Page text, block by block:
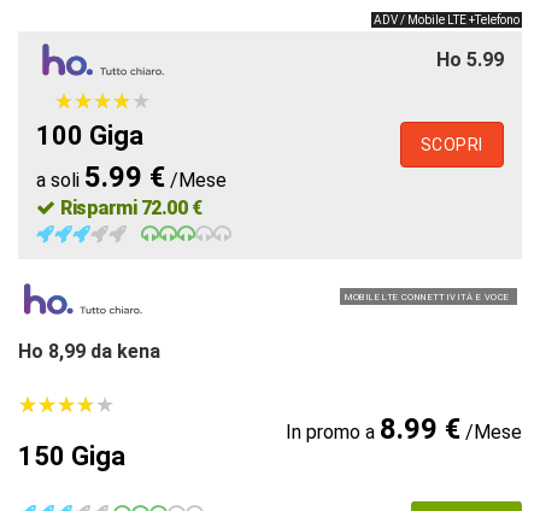
ADV / Mobile LTE +Telefono
Ho 5.99
★★★★★
★★★★★
100 Giga
a soli 5.99 € /Mese
Risparmi 72.00 €
SCOPRI
MOBILE LTE CONNETTIVITÀ E VOCE
Ho 8,99 da kena
★★★★★
★★★★★
150 Giga
In promo a 8.99 €/Mese